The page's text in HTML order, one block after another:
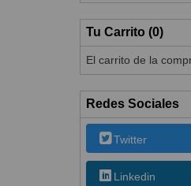
Tu Carrito (0)
El carrito de la
Redes Sociales
Twitter
Linkedin